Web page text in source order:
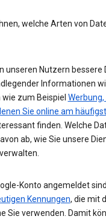
welche Arten von
unseren Nutzern
Informationen
zum Beispiel
Sie online am
finden. Welche
ab, wie Sie unsere
Konto angemeldet
Kennungen, die mit
Sie verwenden. Damit